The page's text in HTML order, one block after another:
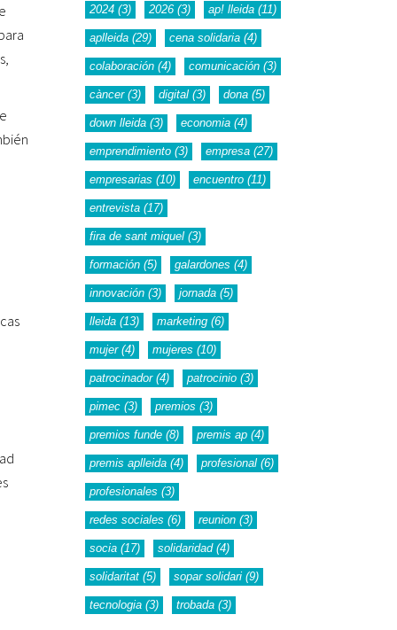
2024 (3) 2026 (3) ap! lleida (11)
aplleida (29) cena solidaria (4)
colaboración (4) comunicación (3)
càncer(3) digital (3) dona (5)
down lleida (3) economia (4)
emprendimiento (3) empresa (27)
empresarias (10) encuentro (11)
entrevista (17)
fira de sant miquel (3)
formación (5) galardones (4)
innovación (3) jornada (5)
lleida (13) marketing (6)
mujer(4) mujeres (10)
patrocinador(4) patrocinio (3)
pimec (3) premios (3)
premios funde (8) premis ap (4)
premis aplleida (4) profesional (6)
profesionales (3)
redes sociales (6) reunion (3)
socia (17) solidaridad(4)
solidaritat (5) sopar solidari (9)
tecnologia (3) trobada (3)